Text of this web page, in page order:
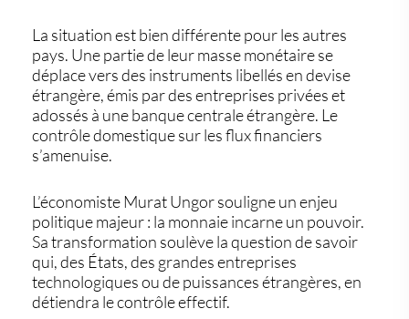
La situation est bien différente pour les autres
pays. Une partie de leur masse monétaire se
déplace vers des instruments libellés en devise
étrangère, émis par des entreprises privées et
adossés à une banque centrale étrangère. Le
contrôle domestique sur les flux financiers
s’amenuise.
L’économisteMurat Ungorsouligne un enjeu
politique majeur : la monnaie incarne un pouvoir.
Sa transformation soulève la question de savoir
qui, des États, des grandes entreprises
technologiques ou de puissances étrangères, en
détiendra le contrôle effectif.